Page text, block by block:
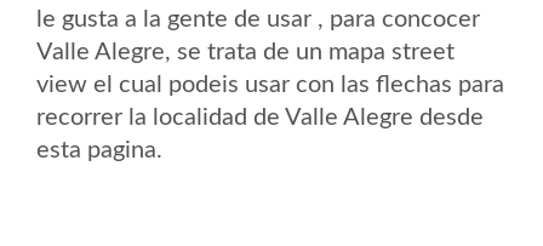
le gusta a la gente de usar , para concocer
Valle Alegre, se trata de un mapa street
view el cual podeis usar con las flechas para
recorrer la localidad de Valle Alegre desde
esta pagina.